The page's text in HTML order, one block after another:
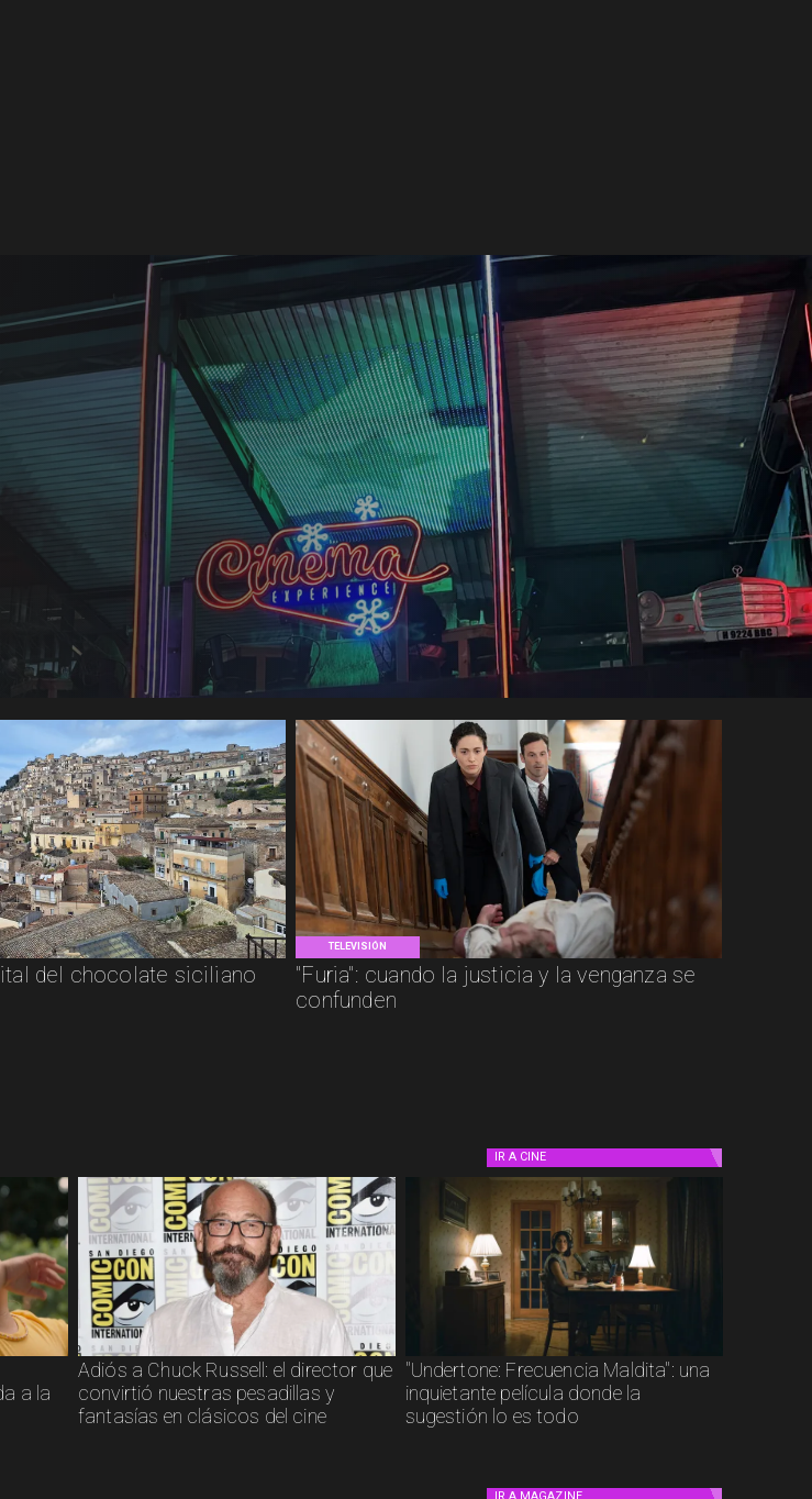
del chocolate siciliano
TELEVISIÓN
"Furia": cuando la justicia y la venganza se
confunden
IR A CINE
a la
Adiós a Chuck Russell: el director que
convirtió nuestras pesadillas y
fantasías en clásicos del cine
"Undertone: Frecuencia Maldita": una
inquietante película donde la
sugestión lo es todo